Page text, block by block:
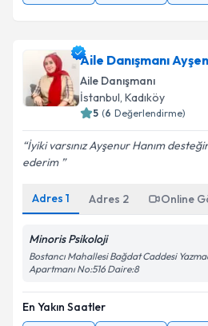
Aile Danışmanı
Aile Danışmanı
İstanbul, Kadıköy
5 (6 Değerlendirme)
İyiki varsınız Ayşenur Hanım
ederim ️
Adres 1 Adres 2 Online
Minoris Psikoloji
Bostancı Mahallesi Bağdat Caddesi
Apartmanı No:516 Daire:8
En Yakın Saatler